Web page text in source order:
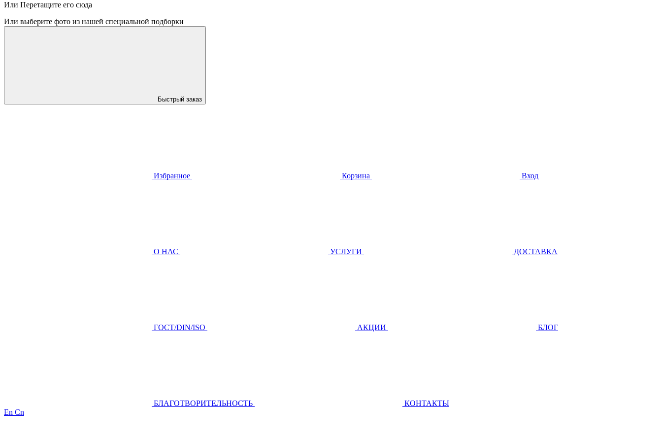
Или Перетащите его сюда
Или выберите фото из нашей специальной подборки
Быстрый заказ
Избранное Корзина Вход
О НАС УСЛУГИ ДОСТАВКА
ГOCТ/DIN/ISO АКЦИИ БЛОГ
БЛАГОТВОРИТЕЛЬНОСТЬ
КОНТАКТЫ
En Cn